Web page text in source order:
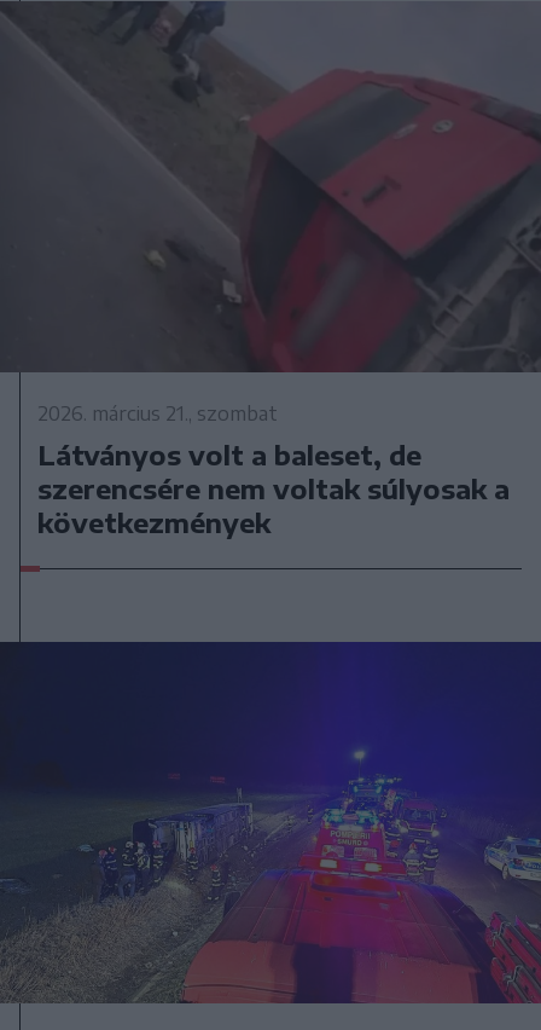
2026. március 21., szombat
Látványos volt a baleset, de
szerencsére nem voltak súlyosak a
következmények